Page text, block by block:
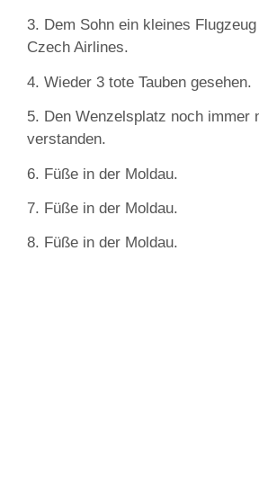
3. Dem Sohn ein kleines
Czech Airlines.
4. Wieder 3 tote Tauben gesehen.
5. Den Wenzelsplatz noch immer
verstanden.
6. Füße in der Moldau.
7. Füße in der Moldau.
8. Füße in der Moldau.